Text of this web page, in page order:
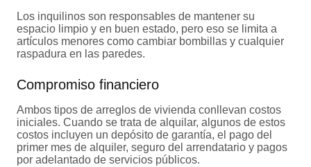
Los inquilinos son responsables de mantener su
espacio limpio y en buen estado, pero eso se limita a
artículos menores como cambiar bombillas y cualquier
raspadura en las paredes.
Compromiso financiero
Ambos tipos de arreglos de vivienda conllevan costos
iniciales. Cuando se trata de alquilar, algunos de estos
costos incluyen un depósito de garantía, el pago del
primer mes de alquiler, seguro del arrendatario y pagos
por adelantado de servicios públicos.